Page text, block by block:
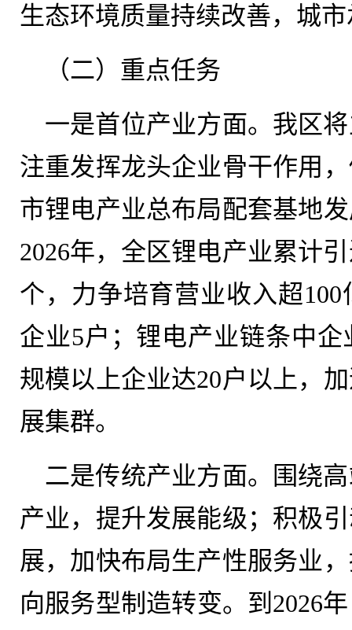
生态环境质量持续改善，城
（二）重点任务
一是首位产业方面。我区
注重发挥龙头企业骨干作用
市锂电产业总布局配套基地
2026年，全区锂电产业累计
个，力争培育营业收入超
企业5户；锂电产业链条中
规模以上企业达20户以上，
展集群。
二是传统产业方面。围绕
产业，提升发展能级；积极
展，加快布局生产性服务业
向服务型制造转变。到2026